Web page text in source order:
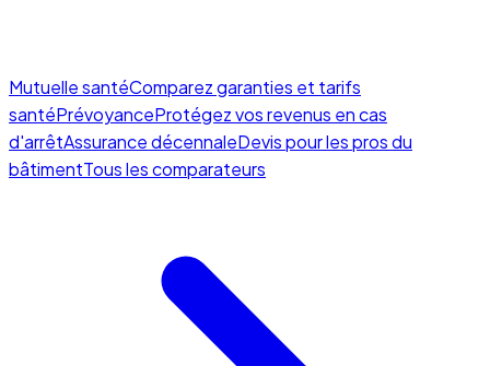
Mutuelle santéComparez garanties et tarifs
santéPrévoyanceProtégez vos revenus en cas
d'arrêtAssurance décennaleDevis pour les pros du
bâtimentTous les comparateurs